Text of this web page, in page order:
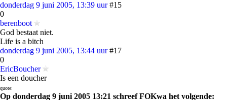
donderdag 9 juni 2005, 13:39 uur #15
0
berenboot
God bestaat niet.
Life is a bitch
donderdag 9 juni 2005, 13:44 uur #17
0
EricBoucher
Is een doucher
quote:
Op donderdag 9 juni 2005 13:21 schreef FOKwa het volgende: